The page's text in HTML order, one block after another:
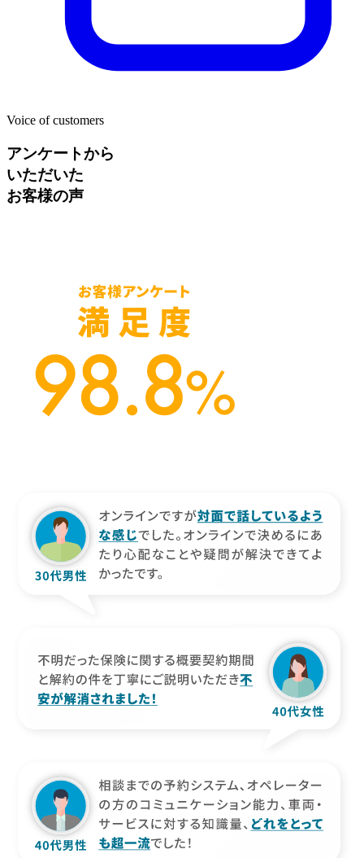
Voice of customers
アンケートから
いただいた
お客様の声